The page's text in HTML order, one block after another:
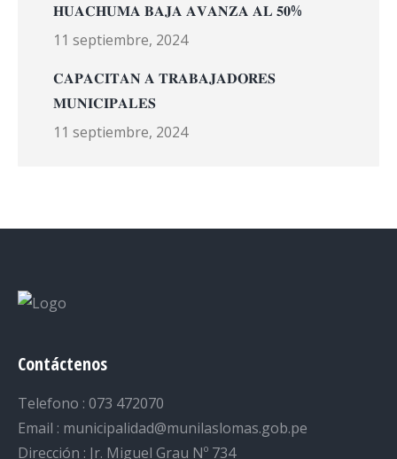
𝐇𝐔𝐀𝐂𝐇𝐔𝐌𝐀 𝐁𝐀𝐉𝐀 𝐀𝐕𝐀𝐍𝐙𝐀 𝐀𝐋 𝟓𝟎%
11 septiembre, 2024
𝐂𝐀𝐏𝐀𝐂𝐈𝐓𝐀𝐍 𝐀 𝐓𝐑𝐀𝐁𝐀𝐉𝐀𝐃𝐎𝐑𝐄𝐒
𝐌𝐔𝐍𝐈𝐂𝐈𝐏𝐀𝐋𝐄𝐒
11 septiembre, 2024
Contáctenos
Telefono : 073 472070
Email : municipalidad@munilaslomas.gob.pe
Dirección : Jr. Miguel Grau Nº 734